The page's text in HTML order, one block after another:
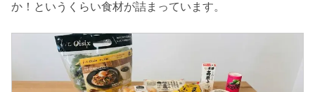
か！というくらい食材が詰まっています。